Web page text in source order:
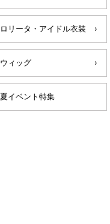
ロリータ・アイドル衣装
ウィッグ